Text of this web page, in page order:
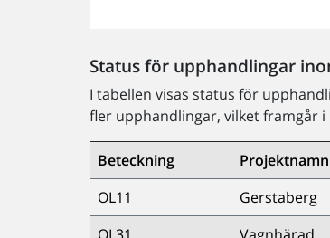
Status för upphandlingar
I tabellen visas status för
fler upphandlingar, vilket framgår
Beteckning Projektnamn
OL11
Gerstaberg
OL31
Vagnhärad